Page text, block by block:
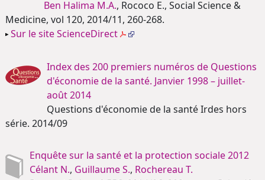
Ben Halima M.A., Rococo E., Social Science &
Medicine, vol 120, 2014/11, 260-268.
Sur le site ScienceDirect
Index des 200 premiers numéros de Questions
d'économie de la santé. Janvier 1998 – juillet-
août 2014
Questions d'économie de la santé Irdes hors
série. 2014/09
Enquête sur la santé et la protection sociale 2012
Célant N., Guillaume S., Rochereau T.